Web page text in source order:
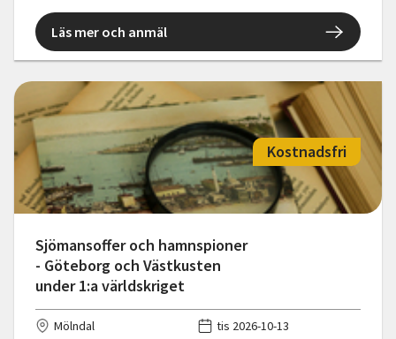
Läs mer och anmäl
Sjömansoffer och hamnspioner
- Göteborg och Västkusten
under 1:a världskriget
Kostnadsfri
Mölndal
tis 2026-10-13